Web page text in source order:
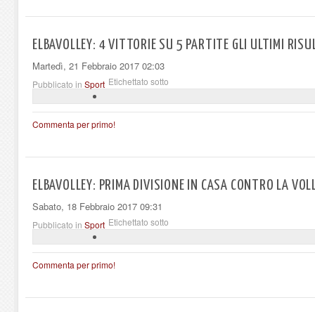
ELBAVOLLEY: 4 VITTORIE SU 5 PARTITE GLI ULTIMI
Martedì, 21 Febbraio 2017 02:03
Pubblicato in Sport Etichettato sotto
Commenta per primo!
ELBAVOLLEY: PRIMA DIVISIONE IN CASA CONTRO LA
Sabato, 18 Febbraio 2017 09:31
Pubblicato in Sport Etichettato sotto
Commenta per primo!